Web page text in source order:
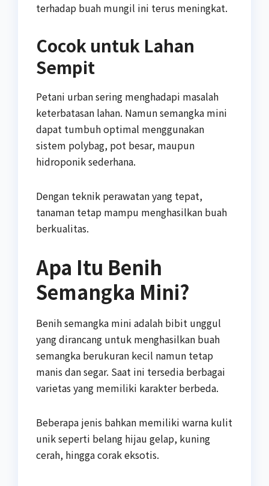
terhadap buah mungil ini terus meningkat.
Cocok untuk Lahan
Sempit
Petani urban sering menghadapi masalah
keterbatasan lahan. Namun semangka mini
dapat tumbuh optimal menggunakan
sistem polybag, pot besar, maupun
hidroponik sederhana.
Dengan teknik perawatan yang tepat,
tanaman tetap mampu menghasilkan buah
berkualitas.
Apa Itu Benih
Semangka Mini?
Benih semangka mini adalah bibit unggul
yang dirancang untuk menghasilkan buah
semangka berukuran kecil namun tetap
manis dan segar. Saat ini tersedia berbagai
varietas yang memiliki karakter berbeda.
Beberapa jenis bahkan memiliki warna kulit
unik seperti belang hijau gelap, kuning
cerah, hingga corak eksotis.